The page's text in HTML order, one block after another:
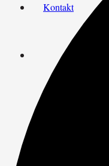
Kontakt